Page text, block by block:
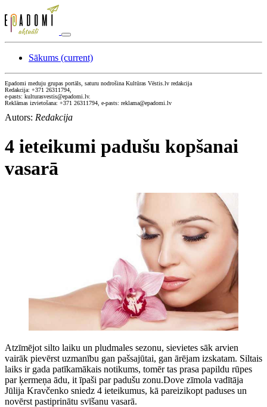
Sākums (current)
Epadomi meduju grupas portāls, saturu nodrošina Kultūras Vēstis.lv redakcija
Redakcija: +371 26311794,
e-pasts: kulturasvestis@epadomi.lv.
Reklāmas izvietošana: +371 26311794, e-pasts: reklama@epadomi.lv
Autors: Redakcija
4 ieteikumi padušu kopšanai
vasarā
Atzīmējot silto laiku un pludmales sezonu, sievietes sāk arvien
vairāk pievērst uzmanību gan pašsajūtai, gan ārējam izskatam. Siltais
laiks ir gada patīkamākais notikums, tomēr tas prasa papildu rūpes
par ķermeņa ādu, it īpaši par padušu zonu.Dove zīmola vadītāja
Jūlija Kravčenko sniedz 4 ieteikumus, kā pareizikopt paduses un
novērst pastiprinātu svīšanu vasarā.